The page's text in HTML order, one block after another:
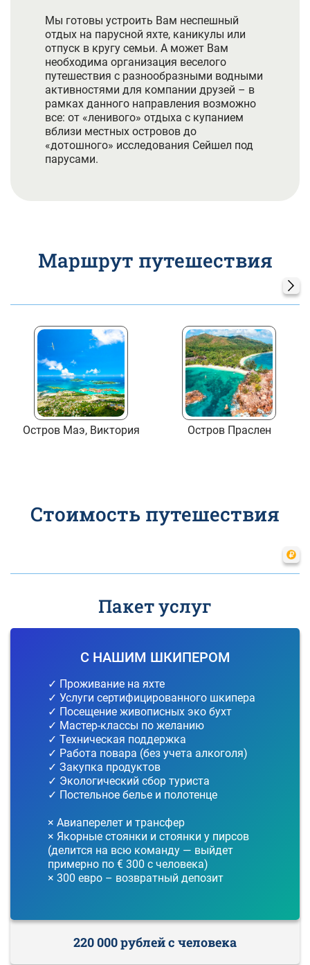
Мы готовы устроить Вам неспешный
отдых на парусной яхте, каникулы или
отпуск в кругу семьи. А может Вам
необходима организация веселого
путешествия с разнообразными водными
активностями для компании друзей – в
рамках данного направления возможно
все: от «ленивого» отдыха с купанием
вблизи местных островов до
«дотошного» исследования Сейшел под
парусами.
Маршрут путешествия
Остров Маэ, Виктория Остров Праслен
Стоимость путешествия
Пакет услуг
С НАШИМ ШКИПЕРОМ
✓ Проживание на яхте
✓ Услуги сертифицированного шкипера
✓ Посещение живописных эко бухт
✓ Мастер-классы по желанию
✓ Техническая поддержка
✓ Работа повара (без учета алкоголя)
✓ Закупка продуктов
✓ Экологический сбор туриста
✓ Постельное белье и полотенце
× Авиаперелет и трансфер
× Якорные стоянки и стоянки у пирсов
(делится на всю команду — выйдет
примерно по € 300 с человека)
× 300 евро – возвратный депозит
220 000 рублей с человека